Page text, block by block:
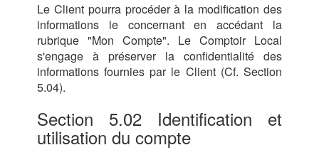
Le Client pourra procéder à la modification des
informations le concernant en accédant la
rubrique "Mon Compte". Le Comptoir Local
s'engage à préserver la confidentialité des
informations fournies par le Client (Cf. Section
5.04).
Section 5.02 Identification et
utilisation du compte